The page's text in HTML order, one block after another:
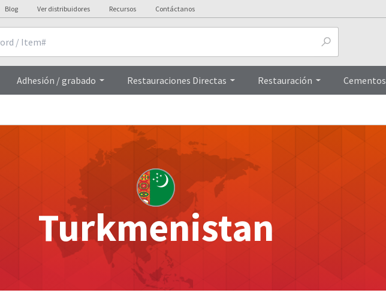
Blog Ver distribuidores Recursos Contáctanos
Adhesión / grabado Restauraciones Directas Restauración Cementos
Turkmenistan